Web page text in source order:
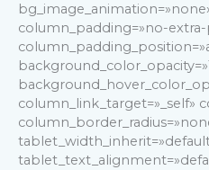
column_padding=»no-
column_link_target=»_self»